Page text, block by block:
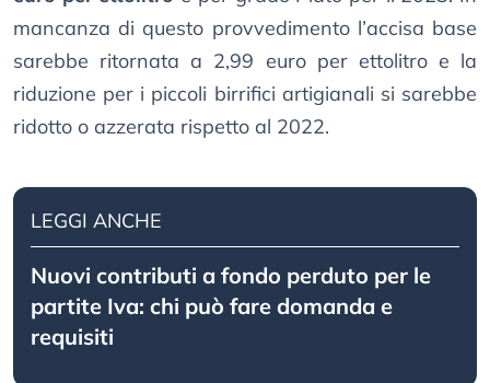
mancanza di questo provvedimento l’accisa base
sarebbe ritornata a 2,99 euro per ettolitro e la
riduzione per i piccoli birrifici artigianali si sarebbe
ridotto o azzerata rispetto al 2022.
LEGGI ANCHE
Nuovi contributi a fondo perduto per le
partite Iva: chi può fare domanda e
requisiti